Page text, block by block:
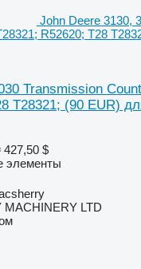
John Deere 3130,
R52620; T28
Transmission
T28321; (90 EUR)
427,50 $
элементы
LTD